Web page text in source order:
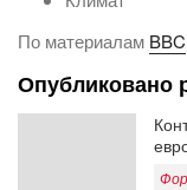
По материалам BBC
Опубликовано